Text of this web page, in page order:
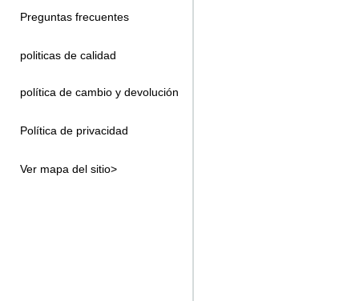
Preguntas frecuentes
politicas de calidad
política de cambio y devolución
Política de privacidad
Ver mapa del sitio>